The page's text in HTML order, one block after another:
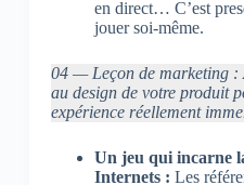
en direct… C’est
jouer soi-même.
04 — Leçon de marketing :
au design de votre produit
expérience réellement
Un jeu qui incarne
Internets : Les